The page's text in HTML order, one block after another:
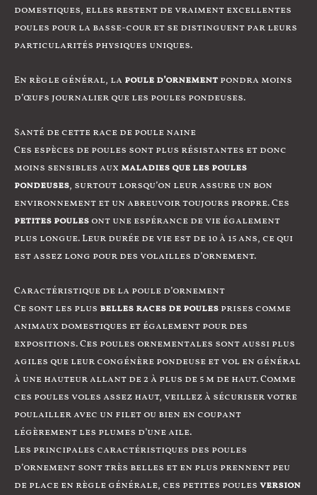
domestiques, elles restent de vraiment excellentes
poules pour la basse-cour et se distinguent par leurs
particularités physiques uniques.
En règle général, la poule d’ornement pondra moins
d’œufs journalier que les poules pondeuses.
Santé de cette race de poule naine
Ces espèces de poules sont plus résistantes et donc
moins sensibles aux maladies que les poules
pondeuses, surtout lorsqu’on leur assure un bon
environnement et un abreuvoir toujours propre. Ces
petites poulesont une espérance de vie également
plus longue. Leur durée de vie est de 10 à 15 ans, ce qui
est assez long pour des volailles d’ornement.
Caractéristique de la poule d’ornement
Ce sont les plus belles races de poules prises comme
animaux domestiques et également pour des
expositions. Ces poules ornementales sont aussi plus
agiles que leur congénère pondeuse et vol en général
à une hauteur allant de 2 à plus de 5 m de haut. Comme
ces poules voles assez haut, veillez à sécuriser votre
poulailler avec un filet ou bien en coupant
légèrement les plumes d’une aile.
Les principales caractéristiques des poules
d’ornement sont très belles et en plus prennent peu
de place en règle générale, ces petites poules version